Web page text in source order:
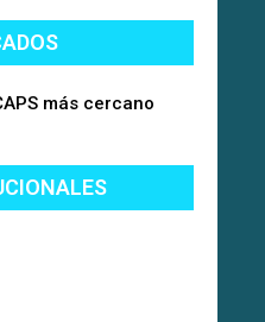
más cercano